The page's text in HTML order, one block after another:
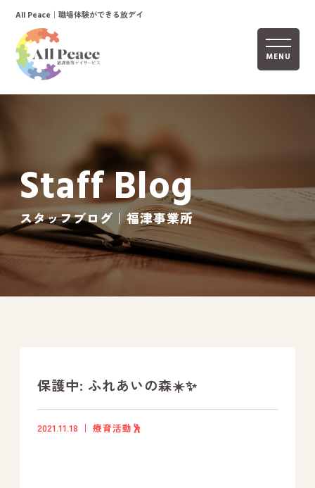
MENU
ホーム
活動内容
ご利用までの流れ
採用情報
自己評価表
社内行事
All Peace ｜職場体験ができる放デイ
Staff Blog
スタッフブログ｜福津事業所
保護中: ふれあいの森☀️✨
2021.11.18 療育活動🕺